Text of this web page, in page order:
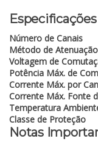
Número de Canais
Método de Atenuação
Voltagem de
Potência Máx. de
Corrente Máx. por
Corrente Máx. Fonte
Temperatura
Classe de Proteção
Notas